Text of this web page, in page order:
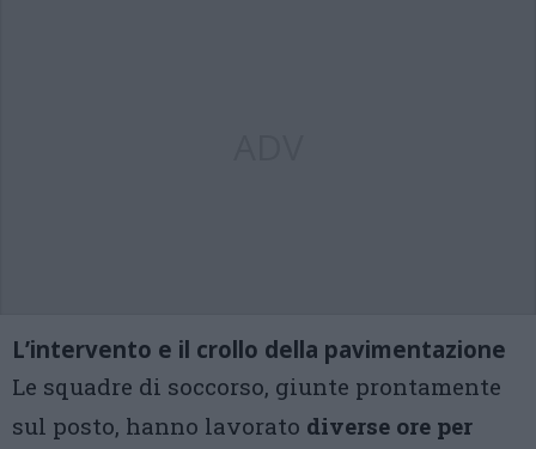
L’intervento e il crollo della pavimentazione
Le squadre di soccorso, giunte prontamente
sul posto, hanno lavorato diverse ore per